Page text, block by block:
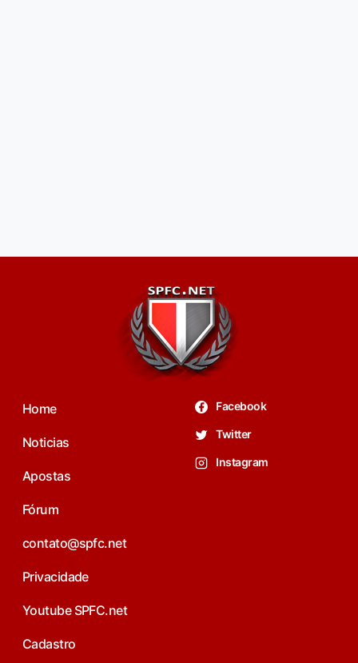
Home
Noticias
Apostas
Fórum
contato@spfc.net
Privacidade
Youtube SPFC.net
Cadastro
Facebook
Twitter
Instagram